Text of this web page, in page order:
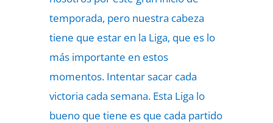
temporada, pero nuestra cabeza
tiene que estar en la Liga, que es lo
más importante en estos
momentos. Intentar sacar cada
victoria cada semana. Esta Liga lo
bueno que tiene es que cada partido